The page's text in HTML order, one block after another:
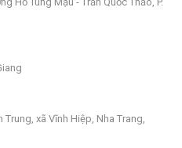
xã Vĩnh Hiệp, Nha Trang,